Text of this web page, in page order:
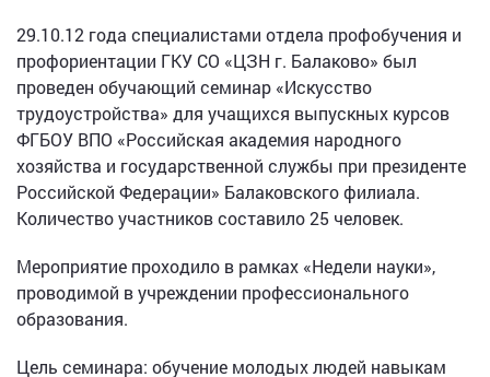
29.10.12 года специалистами отдела профобучения и
профориентации ГКУ СО «ЦЗН г. Балаково» был
проведен обучающий семинар «Искусство
трудоустройства» для учащихся выпускных курсов
ФГБОУ ВПО «Российская академия народного
хозяйства и государственной службы при президенте
Российской Федерации» Балаковского филиала.
Количество участников составило 25 человек.
Мероприятие проходило в рамках «Недели науки»,
проводимой в учреждении профессионального
образования.
Цель семинара: обучение молодых людей навыкам